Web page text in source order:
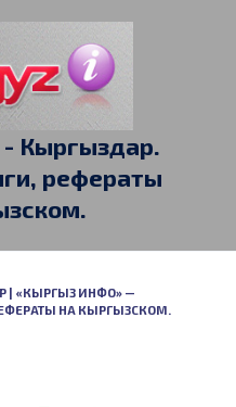
Кыргыздар.
рефераты
| «КЫРГЫЗ ИНФО» —
НА КЫРГЫЗСКОМ.